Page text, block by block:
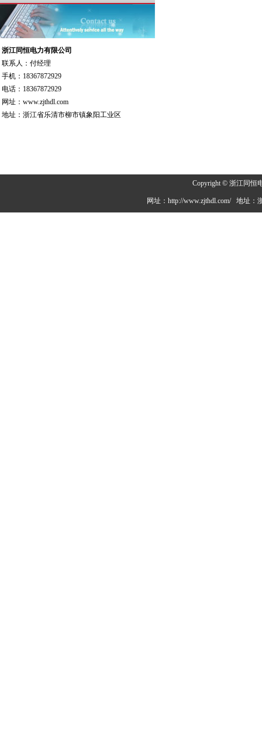
浙江同恒电力有限公司
联系人：付经理
手机：18367872929
电话：18367872929
网址：www.zjthdl.com
地址：浙江省乐清市柳市镇象阳工业区
Copyright © 浙江同
网址：http://www.zjthdl.com/ 地址